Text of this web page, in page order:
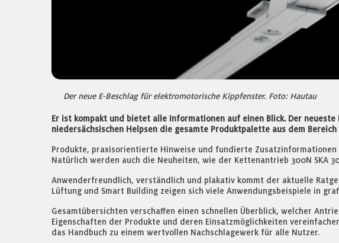
Der neue E-Beschlag für elektromotorische Kippfenster. Foto: Hautau
Er ist kompakt und bietet alle Informationen auf einen Blick. Der
niedersächsischen Helpsen die gesamte Produktpalette aus dem
Produkte, praxisorientierte Hinweise und fundierte
Natürlich werden auch die Neuheiten, wie der Kettenantrieb 300N
Anwenderfreundlich, verständlich und plakativ kommt der aktuelle
Lüftung und Smart Building zeigen sich viele Anwendungsbeispiele in
Gesamtübersichten verschaffen einen schnellen Überblick, welcher
Eigenschaften der Produkte und deren Einsatzmöglichkeiten
das Handbuch zu einem wertvollen Nachschlagewerk für alle Nutzer.